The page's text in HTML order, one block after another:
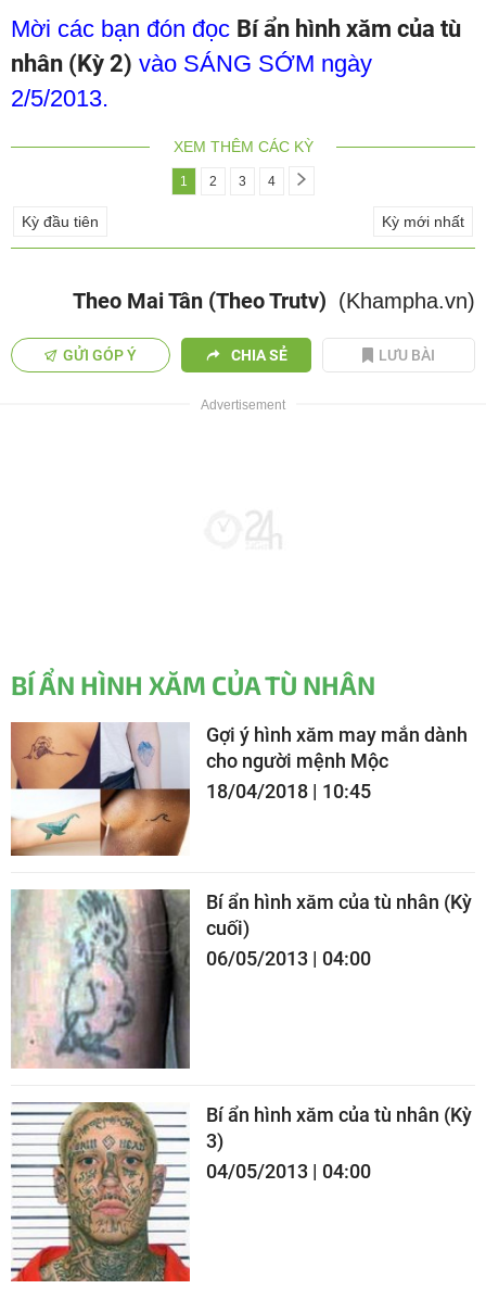
Mời các bạn đón đọc Bí ẩn hình xăm của tù
nhân (Kỳ 2) vào SÁNG SỚM ngày
2/5/2013.
XEM THÊM CÁC KỲ
1 2 3 4
Kỳ đầu tiên Kỳ mới nhất
Theo Mai Tân (Theo Trutv) (Khampha.vn)
GỬI GÓP Ý CHIA SẺ LƯU BÀI
BÍ ẨN HÌNH XĂM CỦA TÙ NHÂN
Gợi ý hình xăm may mắn dành
cho người mệnh Mộc
18/04/2018 | 10:45
Bí ẩn hình xăm của tù nhân (Kỳ
cuối)
06/05/2013 | 04:00
Bí ẩn hình xăm của tù nhân (Kỳ
3)
04/05/2013 | 04:00